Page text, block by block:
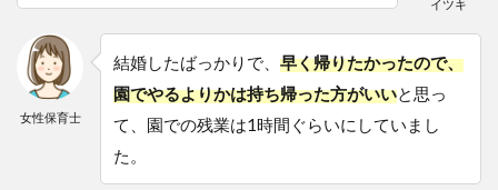
イツキ
女性保育士
結婚したばっかりで、 早く帰りたかったので、
園でやるよりかは持ち帰った方がいいと思っ
て、園での残業は1時間ぐらいにしていまし
た。